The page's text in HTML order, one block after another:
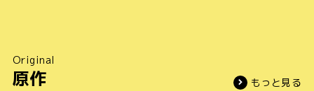
Original
原作 もっと見る